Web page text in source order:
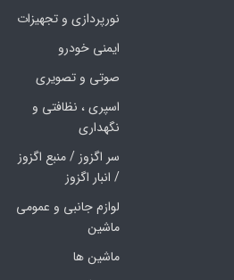
نورپردازی و تجهیزات
ایمنی خودرو
صوتی و تصویری
اسپری ، نظافتی و
نگهداری
سر اگزوز / منبع اگزوز
/ انبار اگزوز
لوازم جانبی و عمومی
ماشین
ماشین ها